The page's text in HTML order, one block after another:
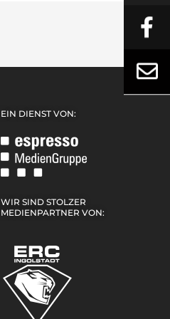
EIN DIENST VON:
WIR SIND STOLZER
MEDIENPARTNER VON: